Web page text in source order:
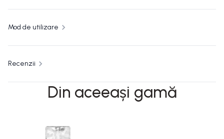
Mod de utilizare
Recenzii
Din aceeași gamă